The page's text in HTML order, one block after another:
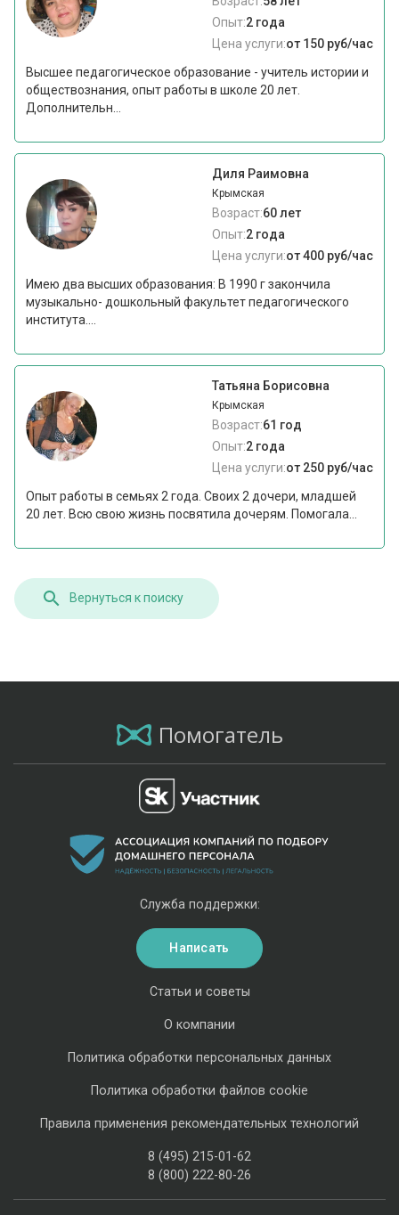
Опыт:2 года
Цена услуги:от 150 руб/час
Высшее педагогическое образование - учитель истории и
обществознания, опыт работы в школе 20 лет.
Дополнительн...
Диля Раимовна
Крымская
Возраст:60 лет
Опыт:2 года
Цена услуги:от 400 руб/час
Имею два высших образования: В 1990 г закончила
музыкально- дошкольный факультет педагогического
института....
Татьяна Борисовна
Крымская
Возраст:61 год
Опыт:2 года
Цена услуги:от 250 руб/час
Опыт работы в семьях 2 года. Своих 2 дочери, младшей
20 лет. Всю свою жизнь посвятила дочерям. Помогала...
Вернуться к поиску
Помогатель
Статьи и советы
О компании
Политика обработки персональных данных
Политика обработки файлов cookie
Правила применения рекомендательных технологий
8 (495) 215-01-62
8 (800) 222-80-26
Служба поддержки:
Написать